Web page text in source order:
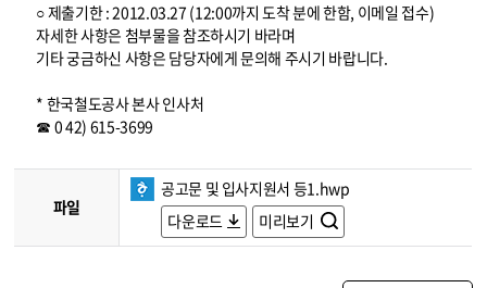
○ 제출기한 : 2012.03.27 (12:00까지 도착 분에 한함, 이메일 접수)
자세한 사항은 첨부물을 참조하시기 바라며
기타 궁금하신 사항은 담당자에게 문의해 주시기 바랍니다.
* 한국철도공사 본사 인사처
☎ 0 42) 615-3699
파일
공고문 및 입사지원서 등1.hwp
다운로드
미리보기